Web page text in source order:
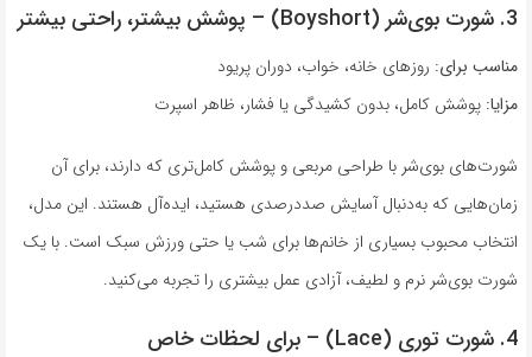
3. شورت بوی‌شر (Boyshort) – پوشش بیشتر، راحتی بیشتر
مناسب برای: روزهای خانه، خواب، دوران پریود
مزایا: پوشش کامل، بدون کشیدگی یا فشار، ظاهر اسپرت
شورت‌های بوی‌شر با طراحی مربعی و پوشش کامل‌تری که دارند، برای آن
زمان‌هایی که به‌دنبال آسایش صددرصدی هستید، ایده‌آل هستند. این مدل،
انتخاب محبوب بسیاری از خانم‌ها برای شب یا حتی ورزش سبک است. با یک
شورت بوی‌شر نرم و لطیف، آزادی عمل بیشتری را تجربه می‌کنید.
4. شورت توری (Lace) – برای لحظات خاص